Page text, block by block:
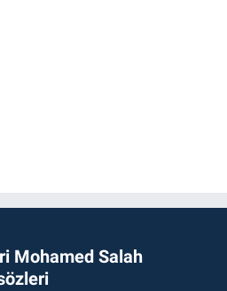
Mohamed Salah